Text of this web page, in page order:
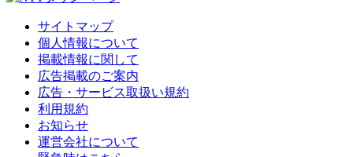
サイトマップ
個人情報について
掲載情報に関して
広告掲載のご案内
広告・サービス取扱い規約
利用規約
お知らせ
運営会社について